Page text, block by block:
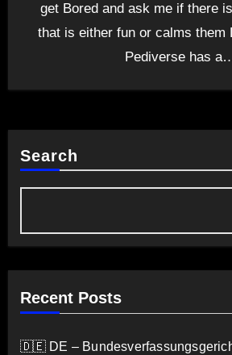
get Bored and ask me if there
that is either fun or calms them
Pediverse has
Search
Recent Posts
🇩🇪 DE –